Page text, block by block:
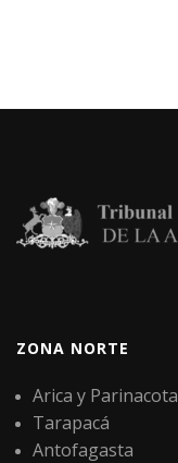
ZONA NORTE
Arica y Parinacota
Tarapacá
Antofagasta